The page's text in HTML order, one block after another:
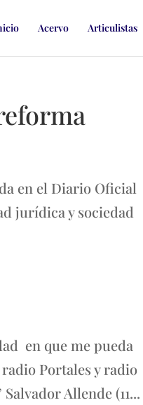
Acervo Articulistas
en el Diario Oficial
jurídica y sociedad
en que me pueda
Portales y radio
Allende (11...